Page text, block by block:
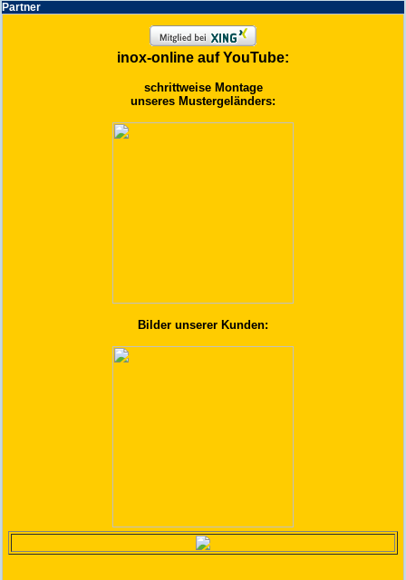
Partner
inox-online auf YouTube:
schrittweise Montage
unseres Mustergeländers:
Bilder unserer Kunden: